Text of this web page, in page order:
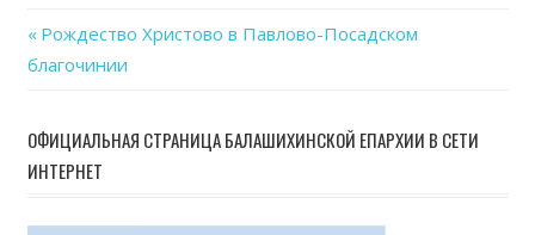
Навигация
записям
Previous
Post:
Рождество Христово в Павлово-Посадском
благочинии
ОФИЦИАЛЬНАЯ СТРАНИЦА БАЛАШИХИНСКОЙ ЕПАРХИИ В СЕТИ
ИНТЕРНЕТ